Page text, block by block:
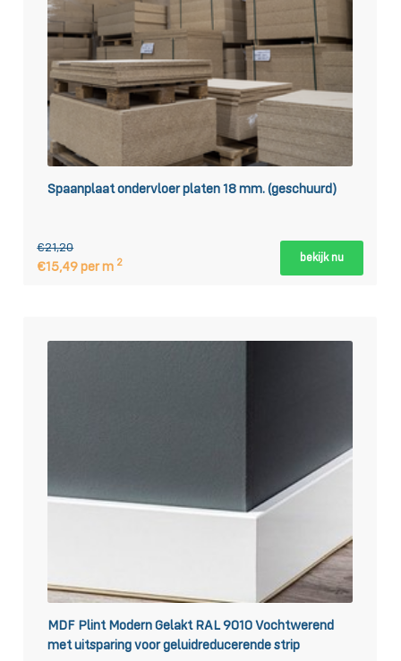
Spaanplaat ondervloer platen 18 mm. (geschuurd)
€21,20
€15,49 per m 2 bekijk nu
MDF Plint Modern Gelakt RAL 9010 Vochtwerend
met uitsparing voor geluidreducerende strip